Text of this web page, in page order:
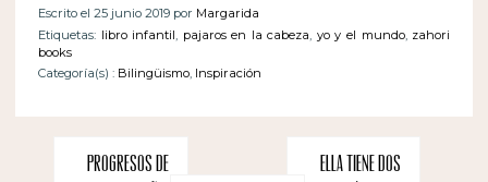
Escrito el 25 junio 2019 por Margarida
Etiquetas: libro infantil, pajaros en la cabeza, yo y el mundo, zahori
books
Categoría(s) : Bilingüismo, Inspiración
Progresos de
Ella tiene dos